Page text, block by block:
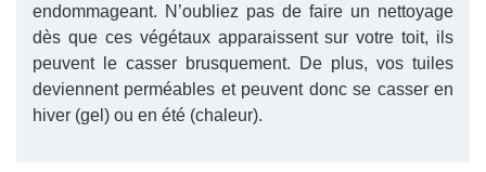
endommageant. N’oubliez pas de faire un nettoyage
dès que ces végétaux apparaissent sur votre toit, ils
peuvent le casser brusquement. De plus, vos tuiles
deviennent perméables et peuvent donc se casser en
hiver (gel) ou en été (chaleur).